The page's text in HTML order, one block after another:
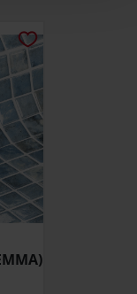
partnerom
z innymi danymi
podczas